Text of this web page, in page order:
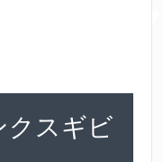
クスギビ